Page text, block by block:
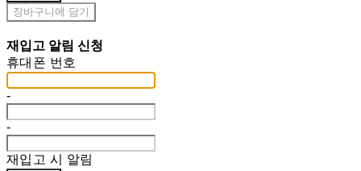
장바구니에 담기
재입고 알림 신청
휴대폰 번호
-
-
재입고 시 알림